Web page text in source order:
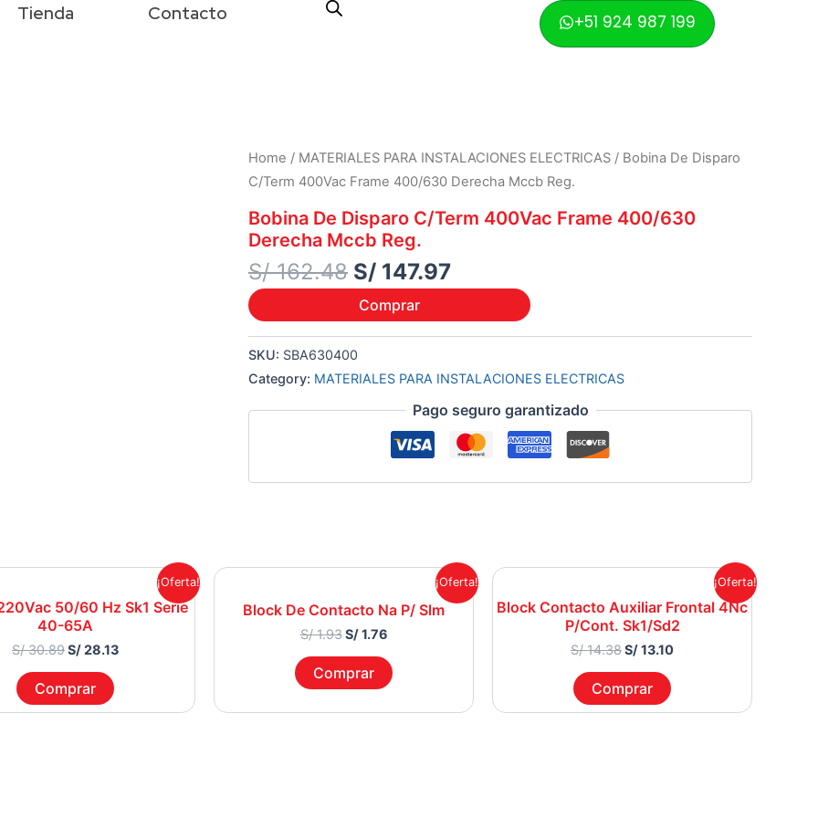
Tienda Contacto +51 924 987 199
Home / MATERIALES PARA INSTALACIONES ELECTRICAS / Bobina De Disparo
C/Term 400Vac Frame 400/630 Derecha Mccb Reg.
Bobina De Disparo C/Term 400Vac Frame 400/630
Derecha Mccb Reg.
S/162.48
Original
price
was:
S/ 162.48.
S/ 147.97
Current
price
S/ 147.97.
Comprar
SKU: SBA630400
Category: MATERIALES PARA INSTALACIONES ELECTRICAS
Pago seguro garantizado
¡Oferta!
50/60 Hz Sk1 Serie
40-65A
S/30.89
was:
S/ 30.89.
S/28.13
Current
is:
Comprar
¡Oferta!
Block De Contacto Na P/ Slm
S/1.93
was:
S/1.76
Current
is:
Comprar
¡Oferta!
Block Contacto Auxiliar Frontal 4Nc
P/Cont. Sk1/Sd2
S/14.38
was:
S/ 14.38.
S/13.10
Current
is:
S/ 13.10.
Comprar
was:
S/ 162.48.
is:
S/ 147.97.